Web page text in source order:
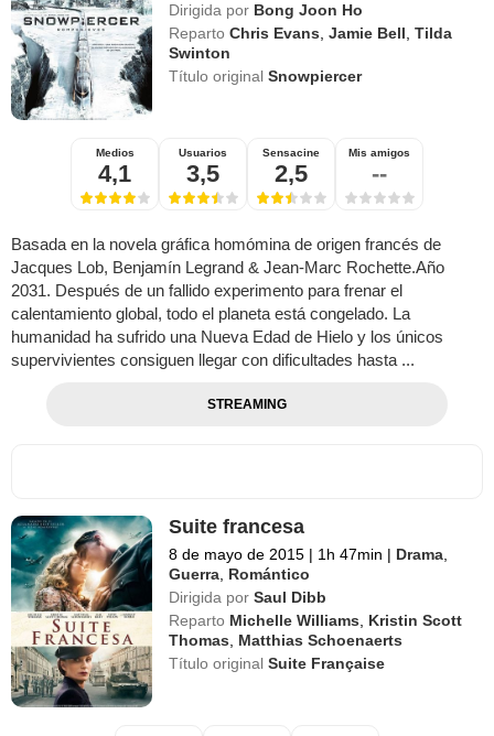
Dirigida por Bong Joon Ho
Reparto Chris Evans,Jamie Bell,Tilda
Swinton
Título originalSnowpiercer
Medios
4,1
Usuarios
3,5
Sensacine
2,5
Mis amigos
--
Basada en la novela gráfica homómina de origen francés de
Jacques Lob, Benjamín Legrand & Jean-Marc Rochette.Año
2031. Después de un fallido experimento para frenar el
calentamiento global, todo el planeta está congelado. La
humanidad ha sufrido una Nueva Edad de Hielo y los únicos
supervivientes consiguen llegar con dificultades hasta ...
STREAMING
Suite francesa
8 de mayo de 2015 | 1h 47min | Drama
Guerra Romántico
Dirigida por Saul Dibb
Reparto Michelle Williams
Kristin Scott
Thomas
Matthias Schoenaerts
Título originalSuite Française